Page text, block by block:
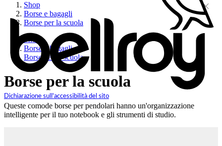
Dichiarazione sull'accessibilità del sito
Shop
Borse e bagagli
Borse per la scuola
Shop
Borse e bagagli
Borse per la scuola
Borse per la scuola
Queste comode borse per pendolari hanno un'organizzazione
intelligente per il tuo notebook e gli strumenti di studio.